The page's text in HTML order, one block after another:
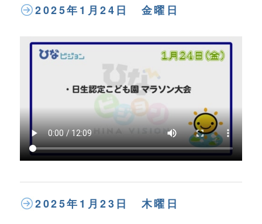
2025年1月24日 金曜日
2025年1月23日 木曜日